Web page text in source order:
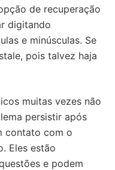
de recuperação
digitando
e minúsculas. Se
pois talvez haja
muitas vezes não
persistir após
contato com o
Eles estão
e podem